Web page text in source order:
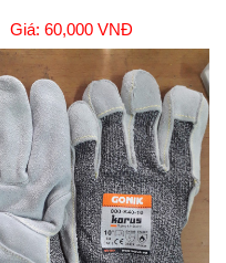
Giá: 60,000 VNĐ